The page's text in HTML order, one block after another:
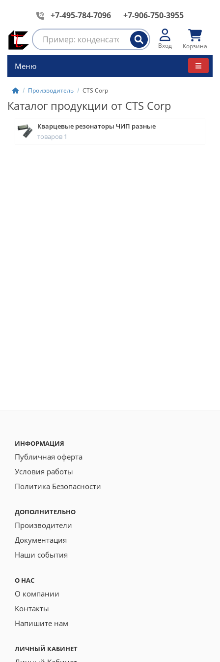
+7-495-784-7096 +7-906-750-3955
Вход Корзина
Меню
Производитель CTS Corp
Каталог продукции от CTS Corp
Кварцевые резонаторы ЧИП разные
товаров 1
ИНФОРМАЦИЯ
Публичная оферта
Условия работы
Политика Безопасности
ДОПОЛНИТЕЛЬНО
Производители
Документация
Наши события
О НАС
О компании
Контакты
Напишите нам
ЛИЧНЫЙ КАБИНЕТ